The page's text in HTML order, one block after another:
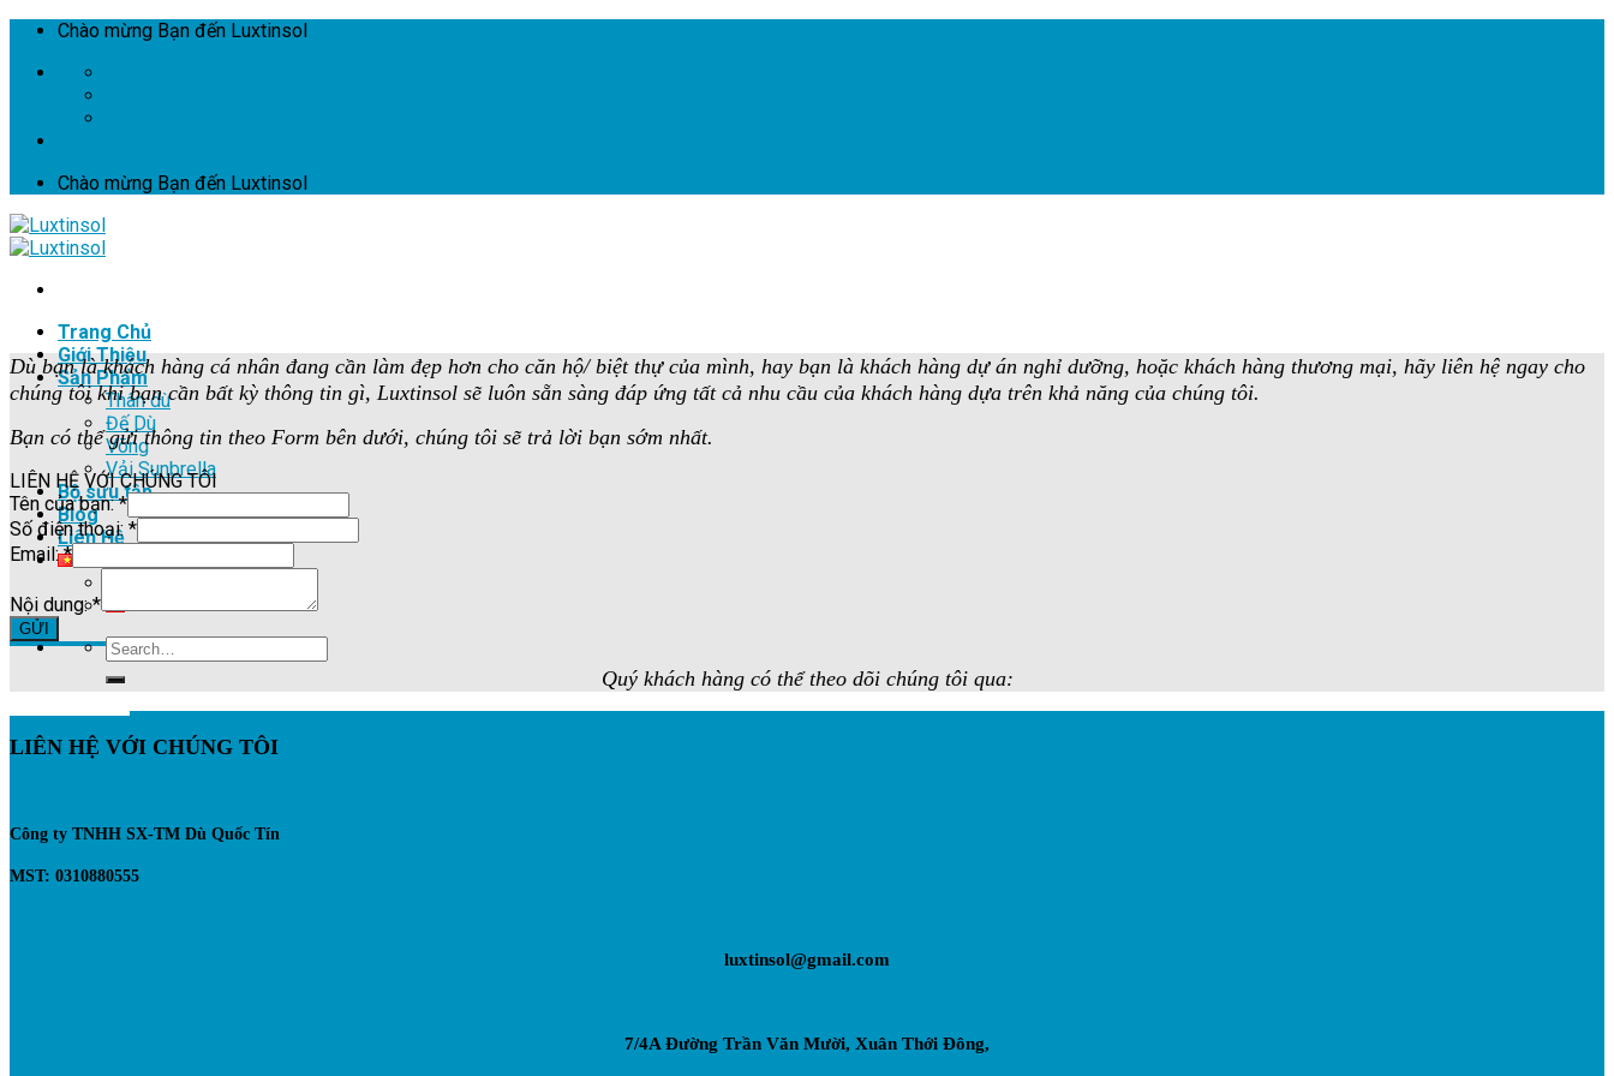
Skip
content
Chào mừng Bạn đến Luxtinsol
Chào mừng Bạn đến Luxtinsol
Trang Chủ
Giới Thiệu
Sản Phẩm
Thân dù
Đế Dù
Võng
Vải Sunbrella
Bộ sưu tập
Blog
Liên Hệ
Dù bạn là khách hàng cá nhân đang cần làm đẹp hơn cho căn hộ/ biệt thự của mình, hay bạn là khách hàng dự án nghỉ dưỡng, hoặc khách hàng thương mại, hãy liên hệ ngay cho
chúng tôi khi bạn cần bất kỳ thông tin gì, Luxtinsol sẽ luôn sẵn sàng đáp ứng tất cả nhu cầu của khách hàng dựa trên khả năng của chúng tôi.
Bạn có thể gửi thông tin theo Form bên dưới, chúng tôi sẽ trả lời bạn sớm nhất.
LIÊN HỆ VỚI CHÚNG TÔI
Tên của bạn:*
Số điện thoại: *
Email:*
Nội dung:*
GỬI
Quý khách hàng có thể theo dõi chúng tôi qua:
LIÊN HỆ VỚI CHÚNG TÔI
Công ty TNHH SX-TM Dù Quốc Tín
MST: 0310880555
luxtinsol@gmail.com
7/4A Đường Trần Văn Mười, Xuân Thới Đông,